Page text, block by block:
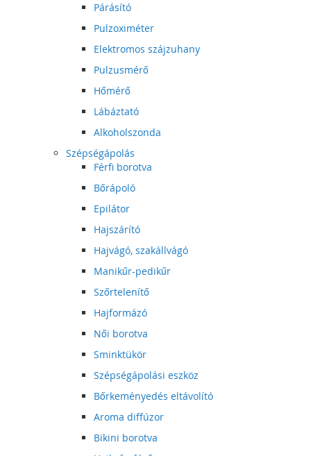
Párásító
Pulzoximéter
Elektromos szájzuhany
Pulzusmérő
Hőmérő
Lábáztató
Alkoholszonda
Szépségápolás
Férfi borotva
Bőrápoló
Epilátor
Hajszárító
Hajvágó, szakállvágó
Manikűr-pedikűr
Szőrtelenítő
Hajformázó
Női borotva
Sminktükör
Szépségápolási eszköz
Bőrkeményedés eltávolító
Aroma diffúzor
Bikini borotva